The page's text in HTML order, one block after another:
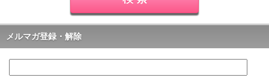
メルマガ登録・解除